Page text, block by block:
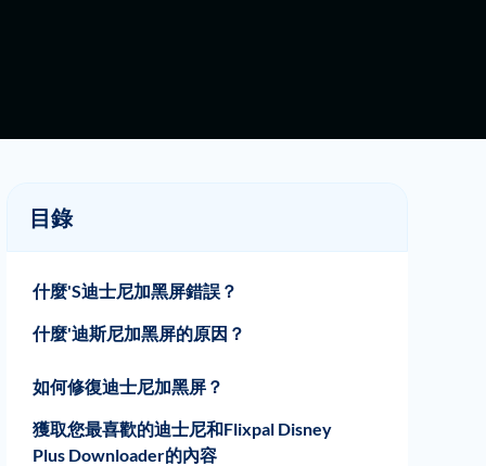
目錄
什麼'S迪士尼加黑屏錯誤？
什麼'迪斯尼加黑屏的原因？
1.允許擴展
2.迪士尼服務器下降
3.損壞的迪士尼加上應用程序文件
4.互聯網連接不佳
5.損壞的緩存中的文件
如何修復迪士尼加黑屏？
獲取您最喜歡的迪士尼和Flixpal Disney
Plus Downloader的內容